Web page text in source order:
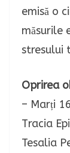
emisă o
măsurile
stresului
Oprirea
– Marți
Tracia
Tesalia